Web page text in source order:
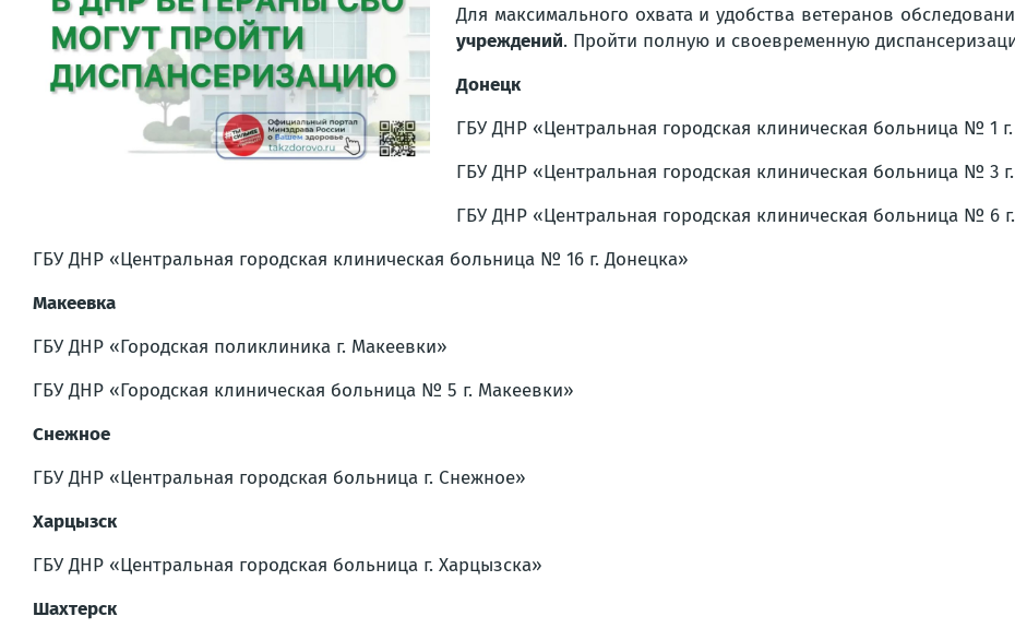
Для максимального охвата и удобства ветеранов
учреждений. Пройти полную и своевременную
Донецк
ГБУ ДНР «Центральная городская клиническая больница № 1
ГБУ ДНР «Центральная городская клиническая больница № 3
ГБУ ДНР «Центральная городская клиническая больница № 6
ГБУ ДНР «Центральная городская клиническая больница № 16 г. Донецка»
Макеевка
ГБУ ДНР «Городская поликлиника г. Макеевки»
ГБУ ДНР «Городская клиническая больница № 5 г. Макеевки»
Снежное
ГБУ ДНР «Центральная городская больница г. Снежное»
Харцызск
ГБУ ДНР «Центральная городская больница г. Харцызска»
Шахтерск